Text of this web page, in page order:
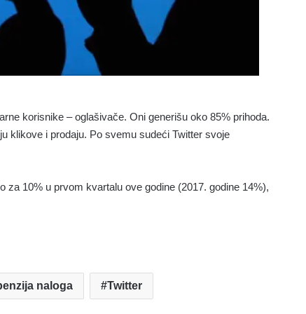
korisnike – oglašivače. Oni generišu oko 85% prihoda.
klikove i prodaju. Po svemu sudeći Twitter svoje
10% u prvom kvartalu ove godine (2017. godine 14%),
naloga Twitter